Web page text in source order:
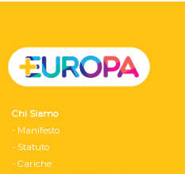
Chi Siamo
- Manifesto
- Statuto
- Cariche